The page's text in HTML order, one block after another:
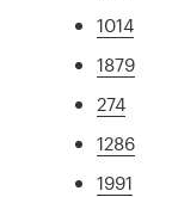
1014
1879
274
1286
1991